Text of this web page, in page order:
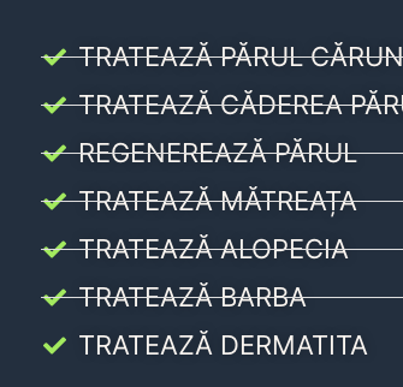
TRATEAZĂ PĂRUL
TRATEAZĂ CĂDEREA
REGENEREAZĂ PĂRUL
TRATEAZĂ MĂTREAȚA
TRATEAZĂ ALOPECIA
TRATEAZĂ BARBA
TRATEAZĂ DERMATITA